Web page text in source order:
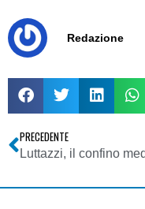
Redazione
PRECEDENTE